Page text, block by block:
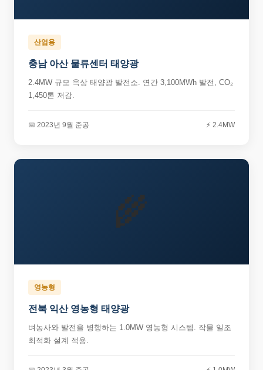
산업용
충남 아산 물류센터 태양광
2.4MW 규모 옥상 태양광 발전소. 연간 3,100MWh 발전, CO₂
1,450톤 저감.
📅 2023년 9월 준공 ⚡ 2.4MW
🌾
영농형
전북 익산 영농형 태양광
벼농사와 발전을 병행하는 1.0MW 영농형 시스템. 작물 일조
최적화 설계 적용.